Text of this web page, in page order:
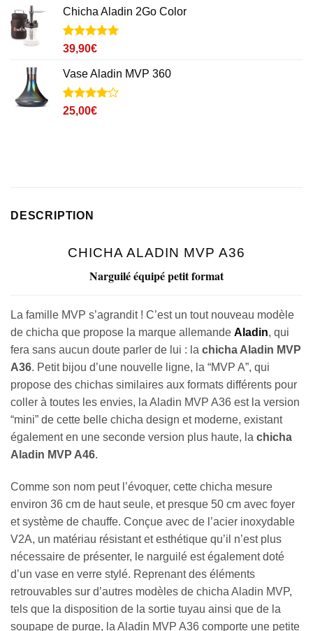
était :
49,00€.
est :
Chicha Aladin 2Go Color
Noté5sur
5 basé sur
3
notations
client
39,90€
Vase Aladin MVP 360
Noté4
sur 5
3
25,00€
DESCRIPTION
CHICHA ALADIN MVP A36
Narguilé équipé petit format
La famille MVP s’agrandit ! C’est un tout nouveau modèle
de chicha que propose la marque allemande Aladin, qui
fera sans aucun doute parler de lui : la chicha Aladin MVP
A36. Petit bijou d’une nouvelle ligne, la “MVP A”, qui
propose des chichas similaires aux formats différents pour
coller à toutes les envies, la Aladin MVP A36 est la version
“mini” de cette belle chicha design et moderne, existant
également en une seconde version plus haute, la chicha
Aladin MVP A46.
Comme son nom peut l’évoquer, cette chicha mesure
environ 36 cm de haut seule, et presque 50 cm avec foyer
et système de chauffe. Conçue avec de l’acier inoxydable
V2A, un matériau résistant et esthétique qu’il n’est plus
nécessaire de présenter, le narguilé est également doté
d’un vase en verre stylé. Reprenant des éléments
retrouvables sur d’autres modèles de chicha Aladin MVP,
tels que la disposition de la sortie tuyau ainsi que de la
soupape de purge, la Aladin MVP A36 comporte une petite